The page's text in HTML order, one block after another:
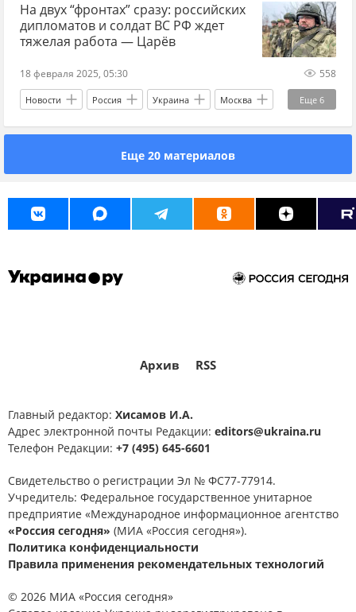
ВСУ Курская область Сумская область
ДНР Донецкая Народная Республика
Илон Маск Дональд Трамп
Луцк "Искандер"
На двух “фронтах” сразу: российских
дипломатов и солдат ВС РФ ждет
тяжелая работа — Царёв
18 февраля 2025, 05:30 558
Еще 6
Новости Россия Украина Москва
Владимир Зеленский
Вооруженные силы Украины ВС РФ
Еще 20 материалов
Архив RSS
Главный редактор: Хисамов И.А.
Адрес электронной почты Редакции: editors@ukraina.ru
Телефон Редакции: +7 (495) 645-6601
Свидетельство о регистрации Эл № ФС77-77914.
Учредитель: Федеральное государственное унитарное
предприятие «Международное информационное агентство
«Россия сегодня» (МИА «Россия сегодня»).
Политика конфиденциальности
Правила применения рекомендательных технологий
© 2026 МИА «Россия сегодня»